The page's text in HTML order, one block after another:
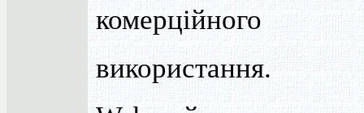
комерційного
використання.